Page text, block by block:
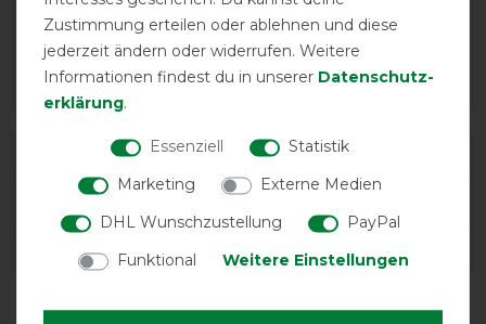
Varianten-ID: 86663
5404022008085
Zustimmung erteilen oder ablehnen und diese
jederzeit ändern oder widerrufen. Weitere
Informationen findest du in unserer Daten­schutz­
erklärung.
Essenziell
Statistik
Marketing
Externe Medien
DHL Wunschzustellung
PayPal
Funktional
Weitere Einstellungen